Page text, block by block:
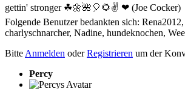
gettin' stronger ☘🌼🌺🎈🌻✌ ❤ (Joe Cocker)
Folgende Benutzer bedankten sich: Rena2012,
charlyschnarcher, Nadine, hundeknochen,
Bitte Anmelden oderRegistrieren um der
Percy